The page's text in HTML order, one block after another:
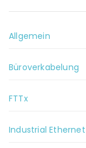
Allgemein
Büroverkabelung
FTTx
Industrial Ethernet